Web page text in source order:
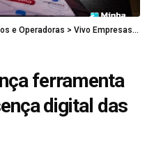
e Operadoras > Vivo Empresas lança ferramenta que facilita a presença digital das PMEs
ferramenta
digital das